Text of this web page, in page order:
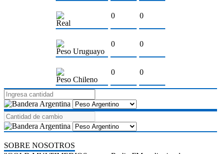
Real
0 0
Peso Uruguayo
0 0
Peso Chileno
0 0
SOBRE NOSOTROS